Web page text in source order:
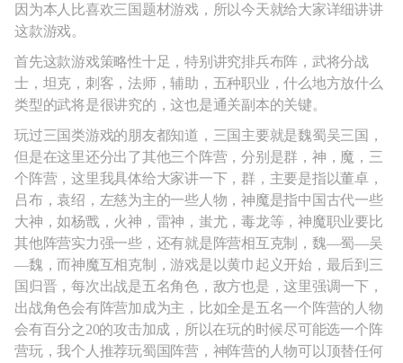
因为本人比喜欢三国题材游戏，所以今天就给大家详细讲讲
这款游戏。
首先这款游戏策略性十足，特别讲究排兵布阵，武将分战
士，坦克，刺客，法师，辅助，五种职业，什么地方放什么
类型的武将是很讲究的，这也是通关副本的关键。
玩过三国类游戏的朋友都知道，三国主要就是魏蜀吴三国，
但是在这里还分出了其他三个阵营，分别是群，神，魔，三
个阵营，这里我具体给大家讲一下，群，主要是指以董卓，
吕布，袁绍，左慈为主的一些人物，神魔是指中国古代一些
大神，如杨戬，火神，雷神，蚩尤，毒龙等，神魔职业要比
其他阵营实力强一些，还有就是阵营相互克制，魏—蜀—吴
—魏，而神魔互相克制，游戏是以黄巾起义开始，最后到三
国归晋，每次出战是五名角色，敌方也是，这里强调一下，
出战角色会有阵营加成为主，比如全是五名一个阵营的人物
会有百分之20的攻击加成，所以在玩的时候尽可能选一个阵
营玩，我个人推荐玩蜀国阵营，神阵营的人物可以顶替任何